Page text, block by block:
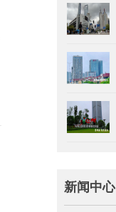
新闻中心